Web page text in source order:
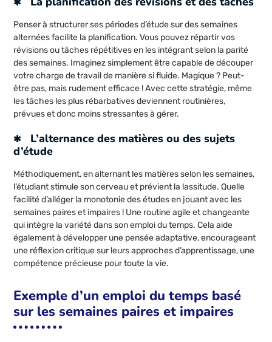
Penser à structurer ses périodes d’étude sur des semaines
alternées facilite la planification. Vous pouvez répartir vos
révisions ou tâches répétitives en les intégrant selon la parité
des semaines. Imaginez simplement être capable de découper
votre charge de travail de manière si fluide. Magique ? Peut-
être pas, mais rudement efficace ! Avec cette stratégie, même
les tâches les plus rébarbatives deviennent routinières,
prévues et donc moins stressantes à gérer.
L’alternance des matières ou des sujets
d’étude
Méthodiquement, en alternant les matières selon les semaines,
l’étudiant stimule son cerveau et prévient la lassitude. Quelle
facilité d’alléger la monotonie des études en jouant avec les
semaines paires et impaires ! Une routine agile et changeante
qui intègre la variété dans son emploi du temps. Cela aide
également à développer une pensée adaptative, encourageant
une réflexion critique sur leurs approches d’apprentissage, une
compétence précieuse pour toute la vie.
Exemple d’un emploi du temps basé
sur les semaines paires et impaires